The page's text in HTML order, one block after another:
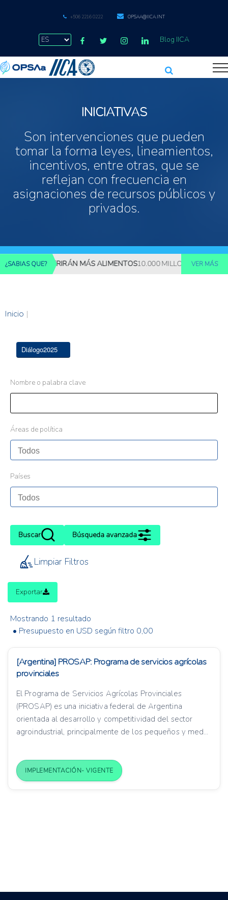
+506 2216 0222 OPSAA@IICA.INT
Blog IICA
INICIATIVAS
Son intervenciones que pueden
tomar la forma leyes, lineamientos,
incentivos, entre otras, que se
reflejan con frecuencia en
asignaciones de recursos públicos y
privados.
¿SABIAS QUE?
REQUERIRÁN MÁS ALIMENTOS10.000 MILLONES DEVER MÁS
Inicio |
Diálogo2025
Nombre o palabra clave
Áreas de política
Países
Buscar Búsqueda avanzada
Limpiar Filtros
Exportar
Mostrando 1 resultado
• Presupuesto en USD según filtro 0,00
[Argentina] PROSAP: Programa de servicios agrícolas
provinciales
El Programa de Servicios Agrícolas Provinciales
(PROSAP) es una iniciativa federal de Argentina
orientada al desarrollo y competitividad del sector
agroindustrial, principalmente de los pequeños y med...
IMPLEMENTACIÓN- VIGENTE